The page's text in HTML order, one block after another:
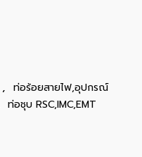
, ท่อร้อยสายไฟ,อุปกรณ์
ท่อชุบ RSC,IMC,EMT